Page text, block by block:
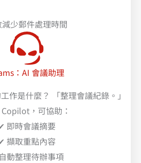
減少郵件處理時間
：AI 會議助理
作是什麼？ 「整理會議紀錄。」
，可協助：
即時會議摘要
擷取重點內容
動整理待辦事項